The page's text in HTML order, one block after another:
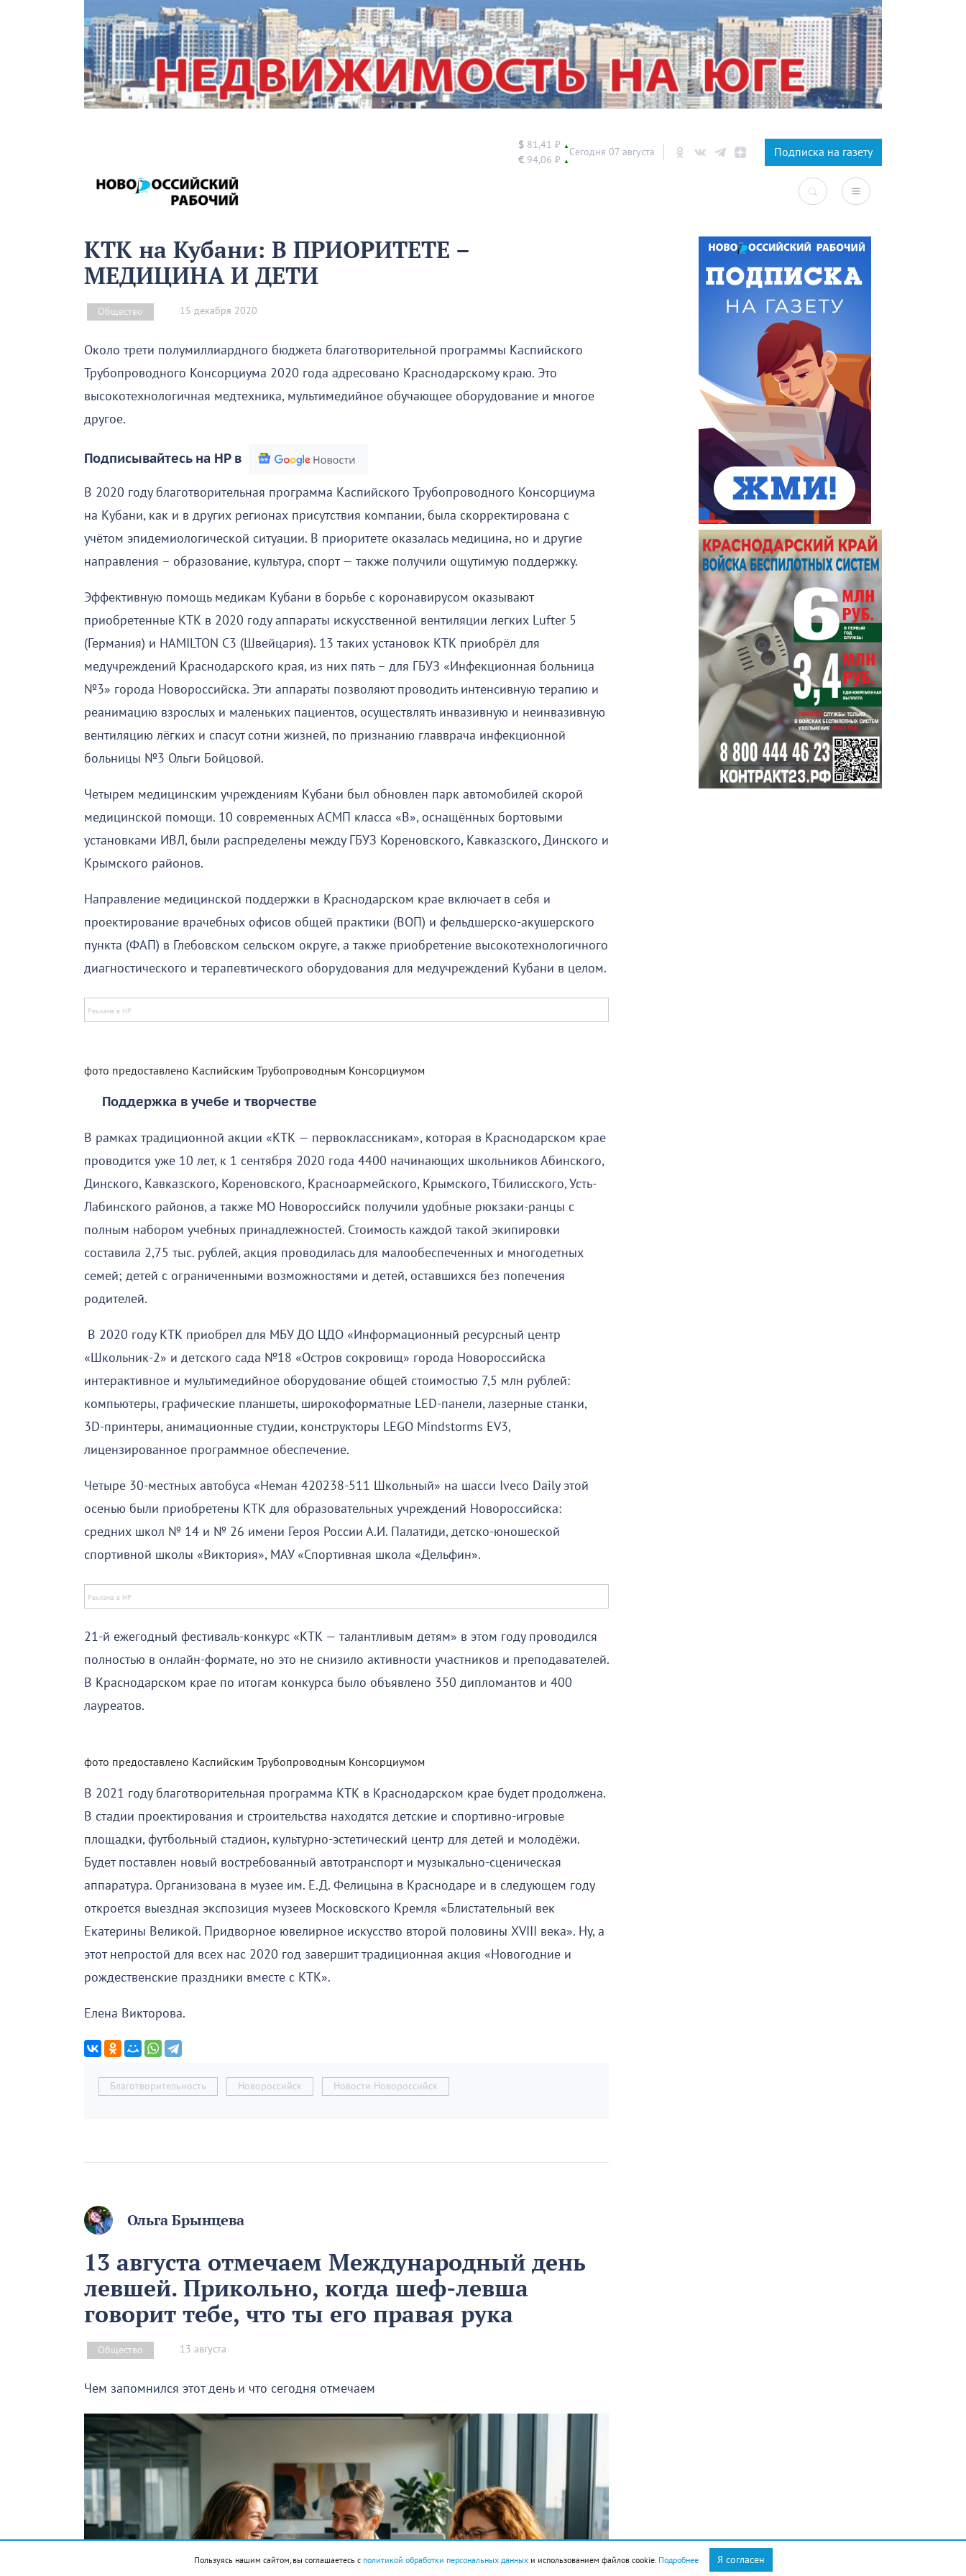
$ 81,41 ₽ ▲
€ 94,06 ₽ ▲
Сегодня 07 августа Подписка на газету
КТК на Кубани: В ПРИОРИТЕТЕ –
МЕДИЦИНА И ДЕТИ
Общество 15 декабря 2020
Около трети полумиллиардного бюджета благотворительной программы Каспийского
Трубопроводного Консорциума 2020 года адресовано Краснодарскому краю. Это
высокотехнологичная медтехника, мультимедийное обучающее оборудование и многое
другое.
Подписывайтесь на НР в
В 2020 году благотворительная программа Каспийского Трубопроводного Консорциума
на Кубани, как и в других регионах присутствия компании, была скорректирована с
учётом эпидемиологической ситуации. В приоритете оказалась медицина, но и другие
направления – образование, культура, спорт — также получили ощутимую поддержку.
Эффективную помощь медикам Кубани в борьбе с коронавирусом оказывают
приобретенные КТК в 2020 году аппараты искусственной вентиляции легких Lufter 5
(Германия) и HAMILTON C3 (Швейцария). 13 таких установок КТК приобрёл для
медучреждений Краснодарского края, из них пять – для ГБУЗ «Инфекционная больница
№3» города Новороссийска. Эти аппараты позволяют проводить интенсивную терапию и
реанимацию взрослых и маленьких пациентов, осуществлять инвазивную и неинвазивную
вентиляцию лёгких и спасут сотни жизней, по признанию главврача инфекционной
больницы №3 Ольги Бойцовой.
Четырем медицинским учреждениям Кубани был обновлен парк автомобилей скорой
медицинской помощи. 10 современных АСМП класса «В», оснащённых бортовыми
установками ИВЛ, были распределены между ГБУЗ Кореновского, Кавказского, Динского и
Крымского районов.
Направление медицинской поддержки в Краснодарском крае включает в себя и
проектирование врачебных офисов общей практики (ВОП) и фельдшерско-акушерского
пункта (ФАП) в Глебовском сельском округе, а также приобретение высокотехнологичного
диагностического и терапевтического оборудования для медучреждений Кубани в целом.
фото предоставлено Каспийским Трубопроводным Консорциумом
Поддержка в учебе и творчестве
В рамках традиционной акции «КТК — первоклассникам», которая в Краснодарском крае
проводится уже 10 лет, к 1 сентября 2020 года 4400 начинающих школьников Абинского,
Динского, Кавказского, Кореновского, Красноармейского, Крымского, Тбилисского, Усть-
Лабинского районов, а также МО Новороссийск получили удобные рюкзаки-ранцы с
полным набором учебных принадлежностей. Стоимость каждой такой экипировки
составила 2,75 тыс. рублей, акция проводилась для малообеспеченных и многодетных
семей; детей с ограниченными возможностями и детей, оставшихся без попечения
родителей.
В 2020 году КТК приобрел для МБУ ДО ЦДО «Информационный ресурсный центр
«Школьник-2» и детского сада №18 «Остров сокровищ» города Новороссийска
интерактивное и мультимедийное оборудование общей стоимостью 7,5 млн рублей:
компьютеры, графические планшеты, широкоформатные LED-панели, лазерные станки,
3D-принтеры, анимационные студии, конструкторы LEGO Mindstorms EV3,
лицензированное программное обеспечение.
Четыре 30-местных автобуса «Неман 420238-511 Школьный» на шасси Iveco Daily этой
осенью были приобретены КТК для образовательных учреждений Новороссийска:
средних школ № 14 и № 26 имени Героя России А.И. Палатиди, детско-юношеской
спортивной школы «Виктория», МАУ «Спортивная школа «Дельфин».
21-й ежегодный фестиваль-конкурс «КТК — талантливым детям» в этом году проводился
полностью в онлайн-формате, но это не снизило активности участников и преподавателей.
В Краснодарском крае по итогам конкурса было объявлено 350 дипломантов и 400
лауреатов.
фото предоставлено Каспийским Трубопроводным Консорциумом
В 2021 году благотворительная программа КТК в Краснодарском крае будет продолжена.
В стадии проектирования и строительства находятся детские и спортивно-игровые
площадки, футбольный стадион, культурно-эстетический центр для детей и молодёжи.
Будет поставлен новый востребованный автотранспорт и музыкально-сценическая
аппаратура. Организована в музее им. Е.Д. Фелицына в Краснодаре и в следующем году
откроется выездная экспозиция музеев Московского Кремля «Блистательный век
Екатерины Великой. Придворное ювелирное искусство второй половины XVIII века». Ну, а
этот непростой для всех нас 2020 год завершит традиционная акция «Новогодние и
рождественские праздники вместе с КТК».
Елена Викторова.
Благотворительность Новороссийск Новости Новороссийск
Ольга Брынцева
13 августа отмечаем Международный день
левшей. Прикольно, когда шеф-левша
говорит тебе, что ты его правая рука
Общество 13 августа
Чем запомнился этот день и что сегодня отмечаем
Пользуясь нашим сайтом, вы соглашаетесь с политикой обработки персональных данныхи использованием файлов cookie. Подробнее Я согласен